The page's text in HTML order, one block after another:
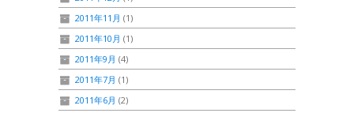
2011年11月 (1)
2011年10月 (1)
2011年9月 (4)
2011年7月 (1)
2011年6月 (2)